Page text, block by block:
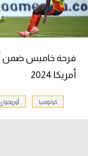
الكرة الأوروبية
فرحة خاميس ضمن
أمريكا 2024
كولومبيا أوروجواي